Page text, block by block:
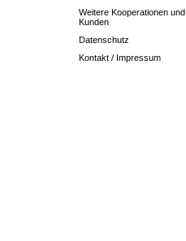
Weitere Kooperationen und
Kunden
Datenschutz
Kontakt / Impressum